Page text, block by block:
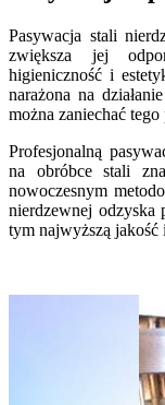
Pasywacja stali
zwiększa jej
higieniczność i
narażona na
można zaniechać tego
Profesjonalną
na obróbce stali
nowoczesnym
nierdzewnej odzyska
tym najwyższą jakość